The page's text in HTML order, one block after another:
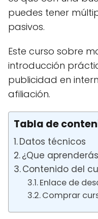
puedes tener
pasivos.
Este curso sobre
introducción
publicidad en
afiliación.
Tabla de
Datos técnicos
¿Que
Contenido del
Enlace de
Comprar